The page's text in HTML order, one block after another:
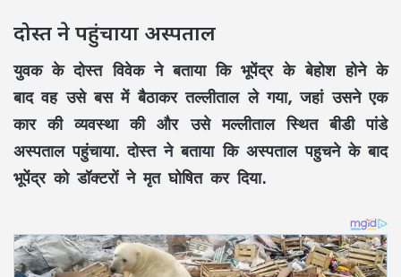
दोस्त ने पहुंचाया अस्पताल
युवक के दोस्त विवेक ने बताया कि भूपेंद्र के बेहोश होने के
बाद वह उसे बस में बैठाकर तल्लीताल ले गया, जहां उसने एक
कार की व्यवस्था की और उसे मल्लीताल स्थित बीडी पांडे
अस्पताल पहुंचाया. दोस्त ने बताया कि अस्पताल पहुचने के बाद
भूपेंद्र को डॉक्टरों ने मृत घोषित कर दिया.